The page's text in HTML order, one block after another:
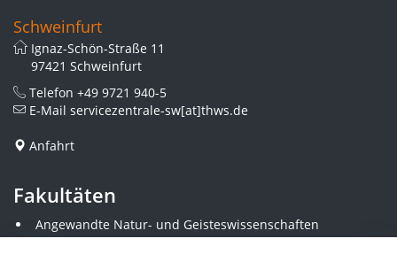
Schweinfurt
Ignaz-Schön-Straße 11
97421 Schweinfurt
Telefon +49 9721 940-5
E-Mail servicezentrale-sw[at]thws.de
Anfahrt
Fakultäten
Angewandte Natur- und Geisteswissenschaften
Angewandte Sozialwissenschaften